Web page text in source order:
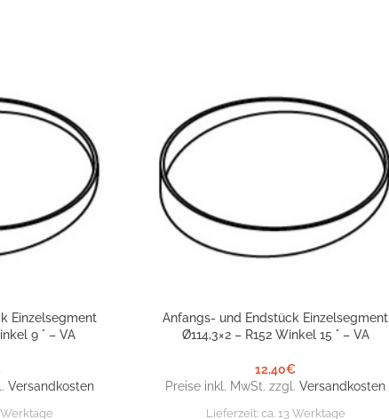
Einzelsegment
9 ° – VA
Versandkosten
Werktage
IN DEN WARENKORB
Anfangs- und Endstück Einzelsegment
Ø114,3×2 – R152 Winkel 15 ° – VA
12,40€
Preise inkl. MwSt. zzgl.Versandkosten
Lieferzeit: ca. 13 Werktage